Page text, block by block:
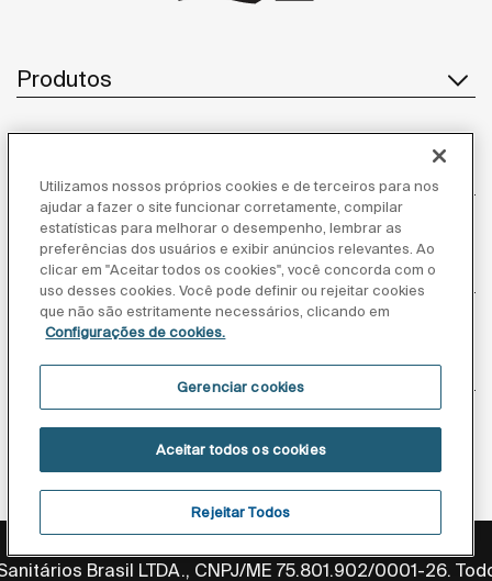
Produtos
Atendimento ao cliente
Sobre nós
Inspiração
Siga-nos
Brasil LTDA., CNPJ/ME 75.801.902/0001-26.
Utilizamos nossos próprios cookies e de terceiros para nos
ajudar a fazer o site funcionar corretamente, compilar
estatísticas para melhorar o desempenho, lembrar as
preferências dos usuários e exibir anúncios relevantes. Ao
clicar em "Aceitar todos os cookies", você concorda com o
uso desses cookies. Você pode definir ou rejeitar cookies
que não são estritamente necessários, clicando em
Configurações de cookies.
Gerenciar cookies
Rejeitar Todos
Aceitar todos os cookies